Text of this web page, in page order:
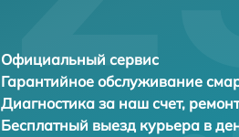
Официальный сервис
Гарантийное обслуживание
Диагностика за наш счет,
Бесплатный выезд курьера в